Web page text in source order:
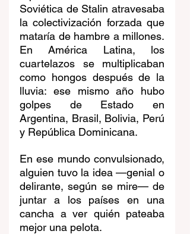
Soviética de Stalin atravesaba
la colectivización forzada que
mataría de hambre a millones.
En América Latina, los
cuartelazos se multiplicaban
como hongos después de la
lluvia: ese mismo año hubo
golpes de Estado en
Argentina, Brasil, Bolivia, Perú
y República Dominicana.
En ese mundo convulsionado,
alguien tuvo la idea —genial o
delirante, según se mire— de
juntar a los países en una
cancha a ver quién pateaba
mejor una pelota.